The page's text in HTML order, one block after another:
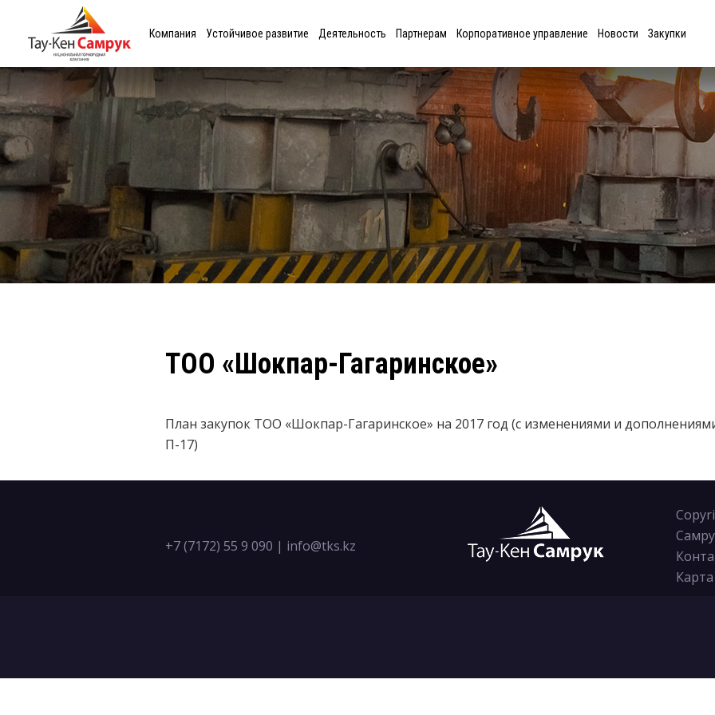
Компания Устойчивое развитие Деятельность Партнерам Корпоративное управление Новости Закупки
ТОО «Шокпар-Гагаринское»
План закупок ТОО «Шокпар-Гагаринское» на 2017 год (с изменениями и
П-17)
+7 (7172) 55 9 090 | info@tks.kz